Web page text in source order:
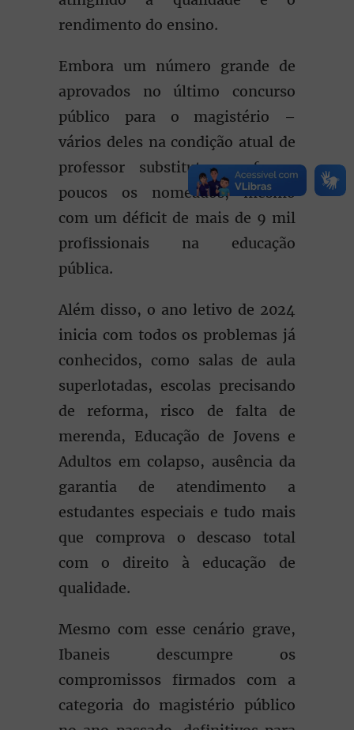
rendimento do ensino.
Embora um número grande de
aprovados no último concurso
público para o magistério –
vários deles na condição atual de
professor substituto –, foram
poucos os nomeados, mesmo
com um déficit de mais de 9 mil
profissionais na educação
pública.
Além disso, o ano letivo de 2024
inicia com todos os problemas já
conhecidos, como salas de aula
superlotadas, escolas precisando
de reforma, risco de falta de
merenda, Educação de Jovens e
Adultos em colapso, ausência da
garantia de atendimento a
estudantes especiais e tudo mais
que comprova o descaso total
com o direito à educação de
qualidade.
Mesmo com esse cenário grave,
Ibaneis descumpre os
compromissos firmados com a
categoria do magistério público